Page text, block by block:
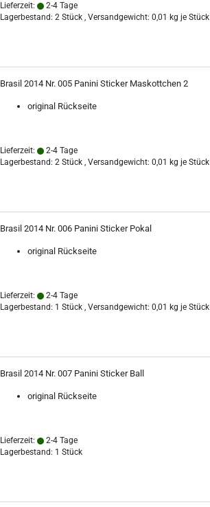
Lieferzeit:
2-4 Tage
Lagerbestand: 2 Stück , Versandgewicht: 0,01 kg je Stück
Brasil 2014 Nr. 005 Panini Sticker Maskottchen 2
original Rückseite
Lieferzeit:
2-4 Tage
Lagerbestand: 2 Stück , Versandgewicht: 0,01 kg je Stück
Brasil 2014 Nr. 006 Panini Sticker Pokal
original Rückseite
Lieferzeit:
2-4 Tage
Lagerbestand: 1 Stück , Versandgewicht: 0,01 kg je Stück
Brasil 2014 Nr. 007 Panini Sticker Ball
original Rückseite
Lieferzeit:
2-4 Tage
Lagerbestand: 1 Stück